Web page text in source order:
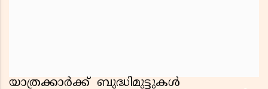
യാത്രക്കാര്‍ക്ക് ബുദ്ധിമുട്ടുകള്‍